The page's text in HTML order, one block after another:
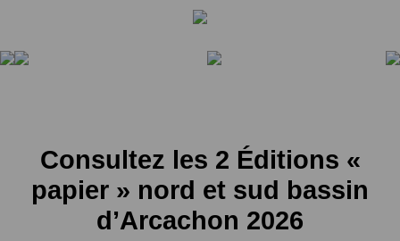
Consultez les 2 Éditions «
papier » nord et sud bassin
d’Arcachon 2026